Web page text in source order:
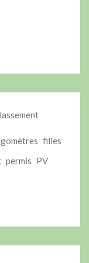
filles
permis PV